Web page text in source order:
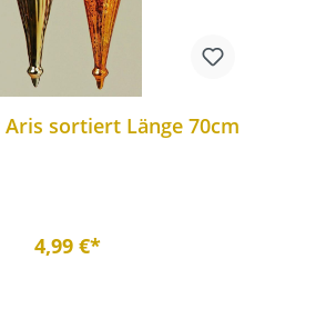
Aris sortiert Länge 70cm
4,99 €*